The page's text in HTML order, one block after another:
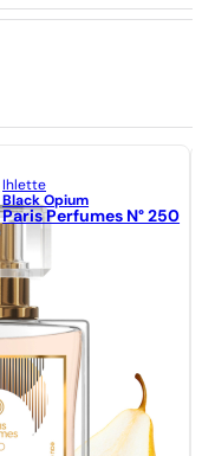
Ihlette
Black Opium
Paris Perfumes N° 250